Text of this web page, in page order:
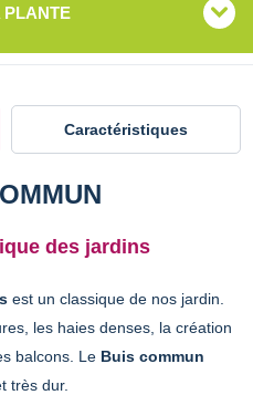
PLANTE
Caractéristiques
des jardins
est un classique de nos jardin.
les haies denses, la création
balcons. Le Buis commun
très dur.